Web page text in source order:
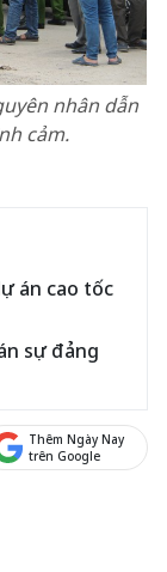
nhân dẫn
cảm.
án cao tốc
sự đảng
Thêm Ngày Nay
trên Google